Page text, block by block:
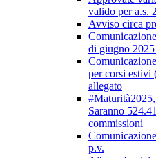
valido per a.s.
Avviso circa
di giugno 2025
per corsi estivi
allegato
Saranno
commissioni
p.v.